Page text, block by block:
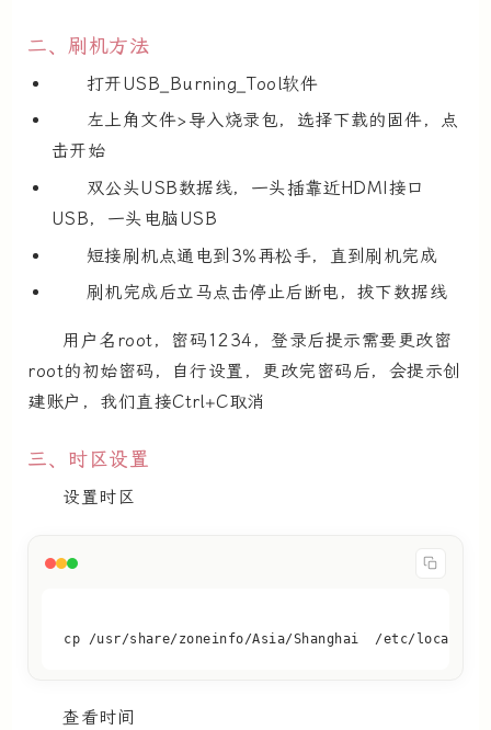
二、刷机方法
打开USB_Burning_Tool软件
左上角文件>导入烧录包，选择下载的固件，点
击开始
双公头USB数据线，一头插靠近HDMI接口
USB，一头电脑USB
短接刷机点通电到3%再松手，直到刷机完成
刷机完成后立马点击停止后断电，拔下数据线
用户名root，密码1234，登录后提示需要更改密
root的初始密码，自行设置，更改完密码后，会提示创
建账户，我们直接Ctrl+C取消
三、时区设置
设置时区
cp /usr/share/zoneinfo/Asia/Shanghai  /etc/localtime
查看时间